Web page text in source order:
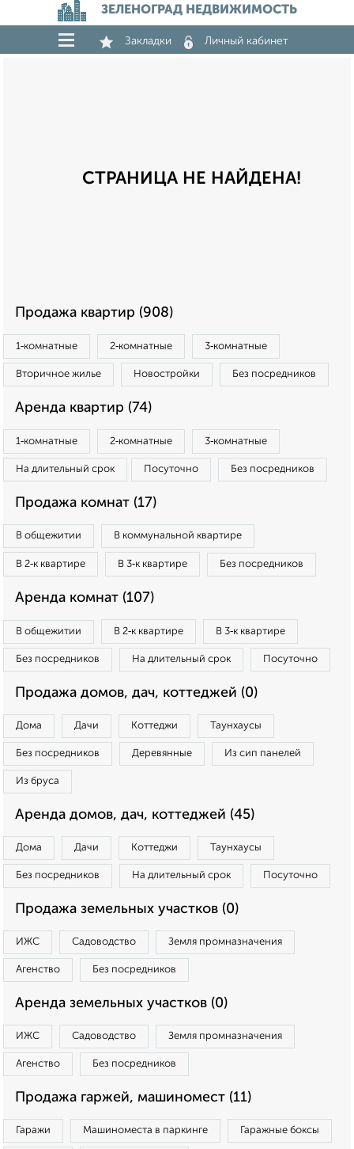
ЗЕЛЕНОГРАД НЕДВИЖИМОСТЬ
Закладки Личный кабинет
СТРАНИЦА НЕ НАЙДЕНА!
Продажа квартир (908)
1‑комнатные 2‑комнатные 3‑комнатные
Вторичное жилье Новостройки Без посредников
Аренда квартир (74)
1‑комнатные 2‑комнатные 3‑комнатные
На длительный срок Посуточно Без посредников
Продажа комнат (17)
В общежитии В коммунальной квартире
В 2‑к квартире В 3‑к квартире Без посредников
Аренда комнат (107)
В общежитии В 2‑к квартире В 3‑к квартире
Без посредников На длительный срок Посуточно
Продажа домов, дач, коттеджей (0)
Дома Дачи Коттеджи Таунхаусы
Без посредников Деревянные Из сип панелей
Из бруса
Аренда домов, дач, коттеджей (45)
Дома Дачи Коттеджи Таунхаусы
Без посредников На длительный срок Посуточно
Продажа земельных участков (0)
ИЖС Садоводство Земля промназначения
Агенство Без посредников
Аренда земельных участков (0)
ИЖС Садоводство Земля промназначения
Агенство Без посредников
Продажа гаржей, машиномест (11)
Гаражи Машиноместа в паркинге Гаражные боксы